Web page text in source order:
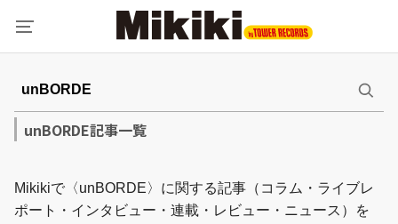
unBORDE記事一覧
Mikikiで〈unBORDE〉に関する記事（コラム・ライブレ
ポート・インタビュー・連載・レビュー・ニュース）を